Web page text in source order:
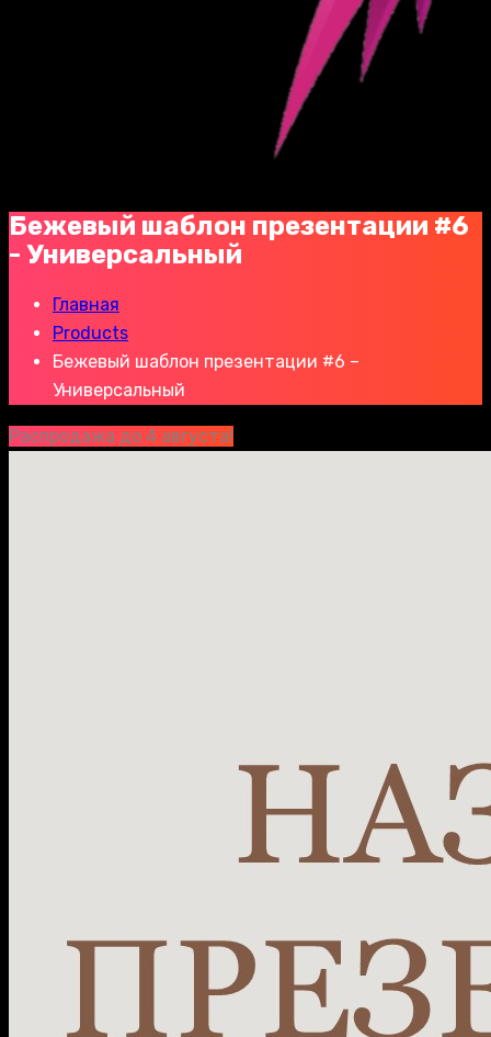
Бежевый шаблон презентации #6
- Универсальный
Главная
Products
Бежевый шаблон презентации #6 –
Универсальный
Распродажа до 4 августа!